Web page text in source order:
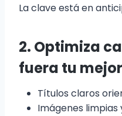
La clave está en
2. Optimiza
fuera tu
Títulos claros
Imágenes limpias